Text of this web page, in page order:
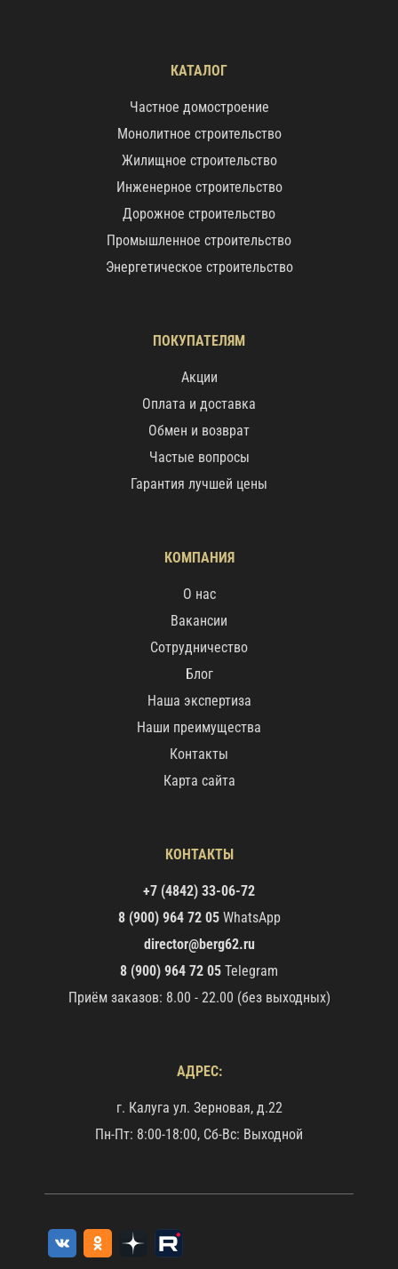
КАТАЛОГ
Частное домостроение
Монолитное строительство
Жилищное строительство
Инженерное строительство
Дорожное строительство
Промышленное строительство
Энергетическое строительство
ПОКУПАТЕЛЯМ
Акции
Оплата и доставка
Обмен и возврат
Частые вопросы
Гарантия лучшей цены
КОМПАНИЯ
О нас
Вакансии
Сотрудничество
Блог
Наша экспертиза
Наши преимущества
Контакты
Карта сайта
КОНТАКТЫ
+7 (4842) 33-06-72
8 (900) 964 72 05WhatsApp
director@berg62.ru
8 (900) 964 72 05 Telegram
Приём заказов: 8.00 - 22.00 (без выходных)
АДРЕС:
г. Калуга ул. Зерновая, д.22
Пн-Пт: 8:00-18:00, Сб-Вс: Выходной